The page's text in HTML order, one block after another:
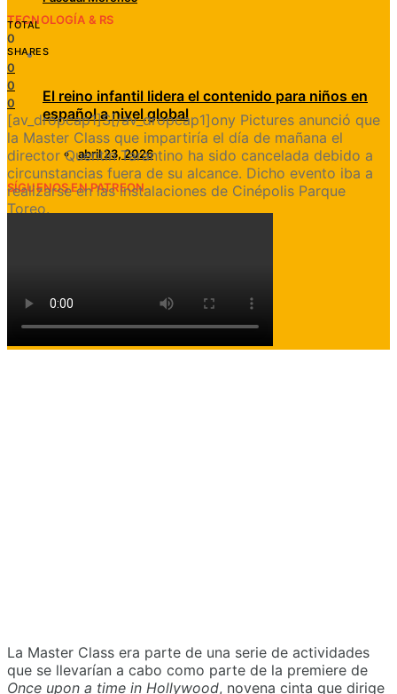
TECNOLOGÍA & RS
El reino infantil lidera el contenido para niños en
español a nivel global
abril 23, 2026
SÍGUENOS EN PATREON
TOTAL
0
SHARES
0
0
0
[av_dropcap1]S[/av_dropcap1]ony Pictures anunció que
la Master Class que impartiría el día de mañana el
director Quentin Tarantino ha sido cancelada debido a
circunstancias fuera de su alcance. Dicho evento iba a
realizarse en las instalaciones de Cinépolis Parque
Toreo.
La Master Class era parte de una serie de actividades
que se llevarían a cabo como parte de la premiere de
Once upon a time in Hollywood, novena cinta que dirige